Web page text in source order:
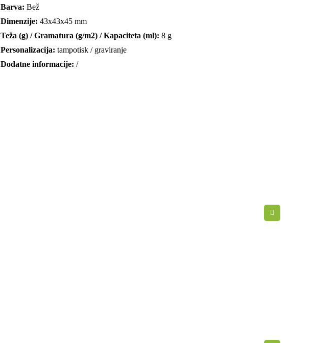
Barva: Bež
Dimenzije: 43x43x45 mm
Teža (g) / Gramatura (g/m2) / Kapaciteta (ml): 8 g
Personalizacija: tampotisk / graviranje
Dodatne informacije: /